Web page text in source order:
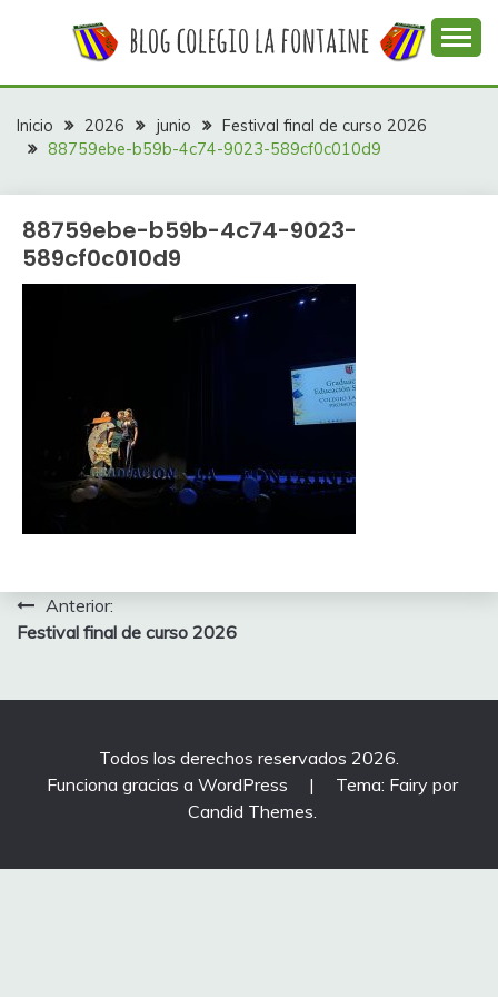
COLEGIO LA
FONTAINE
colegio La Fontaine
Inicio 2026 junio
Festival final de curso 2026
88759ebe-b59b-4c74-9023-589cf0c010d9
88759ebe-b59b-4c74-9023-
589cf0c010d9
Navegación
de
entradas
Anterior:
Festival final de curso 2026
Todos los derechos reservados 2026.
Funciona gracias a WordPress
|
Tema: Fairy por
Candid Themes